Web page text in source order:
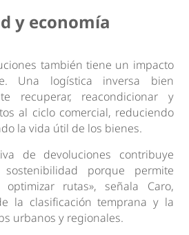
y economía
también tiene un impacto
Una logística inversa bien
recuperar, reacondicionar y
al ciclo comercial, reduciendo
la vida útil de los bienes.
de devoluciones contribuye
porque permite
rutas», señala Caro,
la clasificación temprana y la
urbanos y regionales.